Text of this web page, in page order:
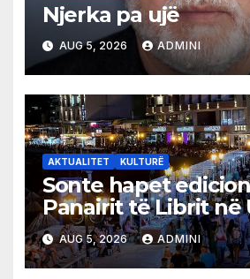
Njerka pa ujë
AUG 5, 2026 ADMINI
AKTUALITET KULTURË
Sonte hapet
Panairit të Librit në
AUG 5, 2026 ADMINI